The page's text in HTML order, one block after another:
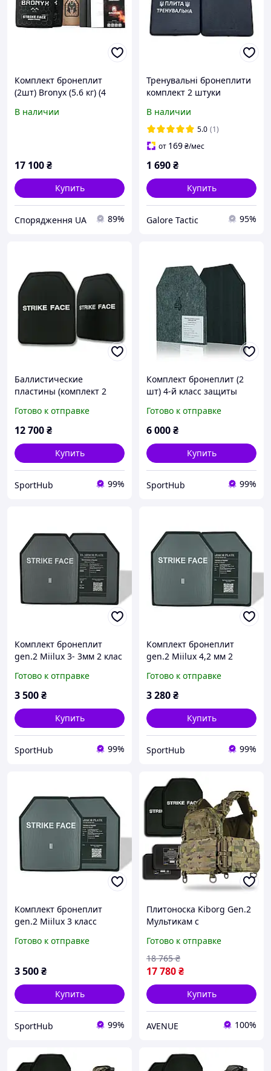
Комплект бронеплит
(2шт) Bronyx (5.6 кг) (4
В наличии
17 100₴
Купить
Спорядження UA 89%
Тренувальні бронеплити
комплект 2 штуки
пластини для
бронежилета бронеплити
для плитоноски пластини
В наличии
5.0 (1)
от 169₴/мес
1 690₴
Купить
Galore Tactic 95%
Баллистические
пластины (комплект 2
вес одной шт. 2,8 кг
Al2O3+PE
Готово к отправке
12 700₴
Купить
SportHub 99%
Комплект бронеплит (2
шт) 4-й класс защиты
Готово к отправке
6 000₴
Купить
SportHub 99%
Комплект бронеплит
gen.2 Miilux 3- 3мм 2 клас
Готово к отправке
3 500₴
Купить
SportHub 99%
Комплект бронеплит
gen.2 Miilux 4,2 мм 2
Готово к отправке
3 280₴
Купить
SportHub 99%
Комплект бронеплит
gen.2 Miilux 3 класс
Готово к отправке
3 500₴
Купить
SportHub 99%
Плитоноска Kiborg Gen.2
Мультикам с
баллистической защитой
Готово к отправке
17 780₴
18 765 ₴
Купить
AVENUE 100%